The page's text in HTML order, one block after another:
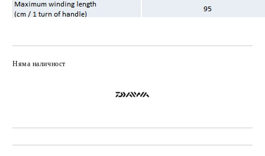
Няма наличност